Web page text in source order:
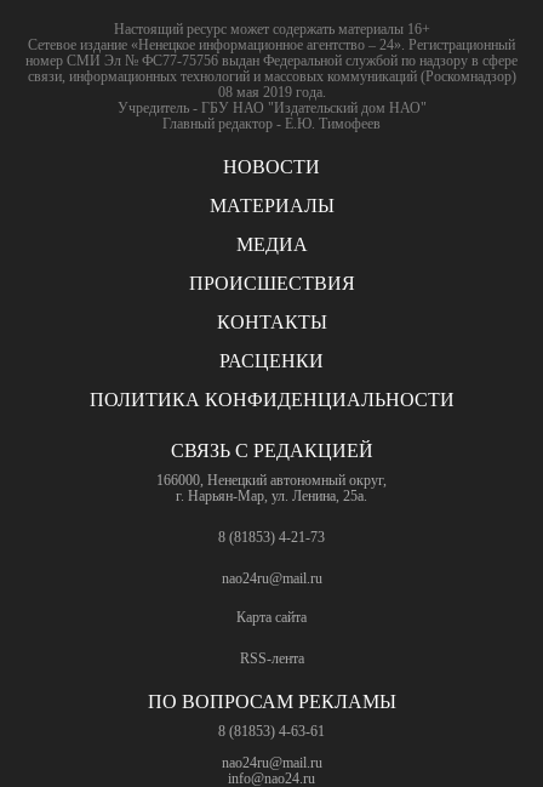
Настоящий ресурс может содержать материалы 16+
Сетевое издание «Ненецкое информационное агентство – 24». Регистрационный
номер СМИ Эл № ФС77-75756 выдан Федеральной службой по надзору в сфере
связи, информационных технологий и массовых коммуникаций (Роскомнадзор)
08 мая 2019 года.
Учредитель - ГБУ НАО "Издательский дом НАО"
Главный редактор - Е.Ю. Тимофеев
НОВОСТИ
МАТЕРИАЛЫ
МЕДИА
ПРОИСШЕСТВИЯ
КОНТАКТЫ
РАСЦЕНКИ
ПОЛИТИКА КОНФИДЕНЦИАЛЬНОСТИ
СВЯЗЬ С РЕДАКЦИЕЙ
166000, Ненецкий автономный округ,
г. Нарьян-Мар, ул. Ленина, 25а.
8 (81853) 4-21-73
nao24ru@mail.ru
Карта сайта
RSS-лента
ПО ВОПРОСАМ РЕКЛАМЫ
8 (81853) 4-63-61
nao24ru@mail.ru
info@nao24.ru